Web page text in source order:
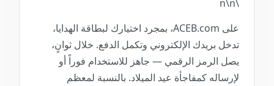
على ACEB.com، بمجرد اختيارك لبطاقة الهدايا،
تدخل بريدك الإلكتروني وتكمل الدفع. خلال ثوانٍ،
يصل الرمز الرقمي — جاهز للاستخدام فوراً أو
لإرساله كمفاجأة عيد الميلاد. بالنسبة لمعظم